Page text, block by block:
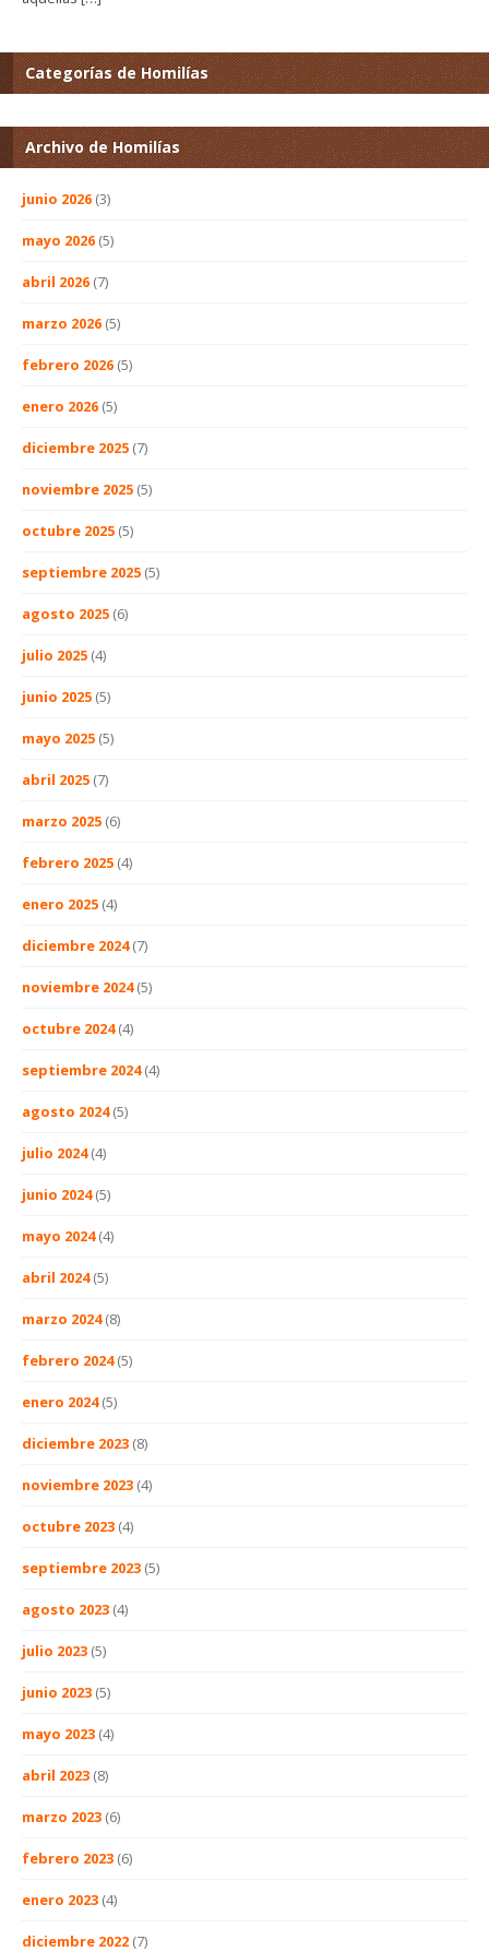
Categorías de Homilías
Archivo de Homilías
junio 2026 (3)
mayo 2026 (5)
abril 2026 (7)
marzo 2026 (5)
febrero 2026 (5)
enero 2026 (5)
diciembre 2025 (7)
noviembre 2025 (5)
octubre 2025 (5)
septiembre 2025 (5)
agosto 2025 (6)
julio 2025 (4)
junio 2025 (5)
mayo 2025 (5)
abril 2025 (7)
marzo 2025 (6)
febrero 2025 (4)
enero 2025 (4)
diciembre 2024(7)
noviembre 2024(5)
octubre 2024(4)
septiembre 2024(4)
agosto 2024(5)
julio 2024(4)
junio 2024(5)
mayo 2024(4)
abril 2024(5)
marzo 2024(8)
febrero 2024(5)
enero 2024(5)
diciembre 2023 (8)
noviembre 2023 (4)
octubre 2023 (4)
septiembre 2023 (5)
agosto 2023 (4)
julio 2023 (5)
junio 2023 (5)
mayo 2023 (4)
abril 2023 (8)
marzo 2023 (6)
febrero 2023 (6)
enero 2023 (4)
diciembre 2022 (7)